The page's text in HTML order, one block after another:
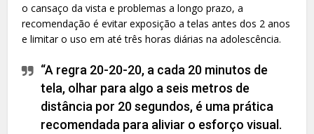
o cansaço da vista e problemas a longo prazo, a
recomendação é evitar exposição a telas antes dos 2 anos
e limitar o uso em até três horas diárias na adolescência.
“A regra 20-20-20, a cada 20 minutos de
tela, olhar para algo a seis metros de
distância por 20 segundos, é uma prática
recomendada para aliviar o esforço visual.